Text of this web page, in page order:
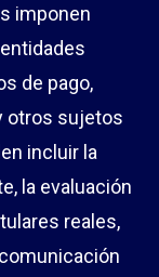
imponen
de pago,
otros sujetos
incluir la
la evaluación
reales,